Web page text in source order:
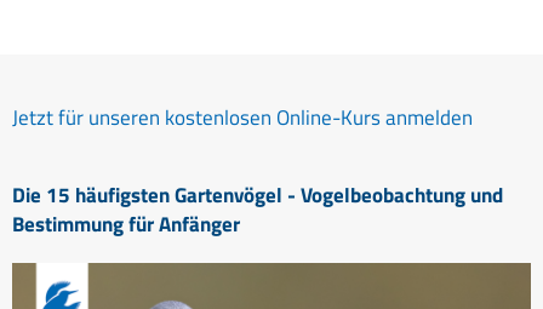
Jetzt für unseren kostenlosen Online-Kurs anmelden
Die 15 häufigsten Gartenvögel - Vogelbeobachtung und
Bestimmung für Anfänger